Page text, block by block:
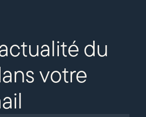
du
votre